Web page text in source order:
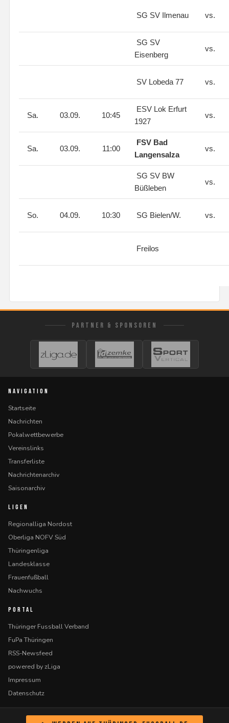
SG SV Ilmenau vs.
SG SV
Eisenberg
vs.
SV Lobeda 77 vs.
Sa. 03.09. 10:45
ESV Lok Erfurt
1927
vs.
Sa. 03.09. 11:00
FSV Bad
Langensalza
vs.
SG SV BW
Büßleben
vs.
So. 04.09. 10:30 SG Bielen/W. vs.
Freilos
PARTNER & SPONSOREN
NAVIGATION
Startseite
Nachrichten
Pokalwettbewerbe
Vereinslinks
Transferliste
Nachrichtenarchiv
Saisonarchiv
LIGEN
Regionalliga Nordost
Oberliga NOFV Süd
Thüringenliga
Landesklasse
Frauenfußball
Nachwuchs
PORTAL
Thüringer Fussball Verband
FuPa Thüringen
RSS-Newsfeed
powered by zLiga
Impressum
Datenschutz